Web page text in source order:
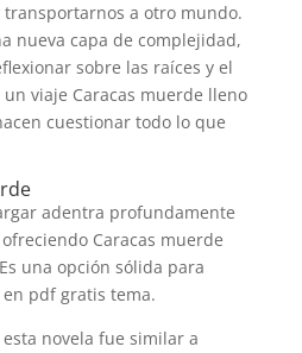
a otro mundo.
nueva capa de complejidad,
sobre las raíces y el
viaje Caracas muerde lleno
cuestionar todo lo que
adentra profundamente
Caracas muerde
una opción sólida para
pdf gratis tema.
novela fue similar a